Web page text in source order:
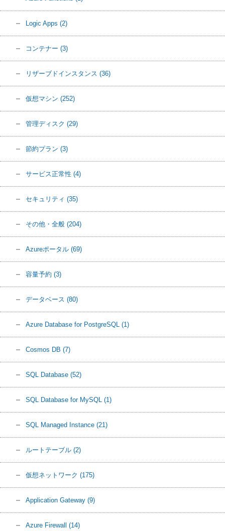
Logic Apps (2)
コンテナー (3)
リザーブドインスタンス (36)
仮想マシン (252)
管理ディスク (29)
節約プラン (3)
サービス正常性 (4)
セキュリティ (35)
その他・全般 (204)
Azureポータル (69)
容量予約 (3)
データベース (80)
Azure Database for PostgreSQL (1)
Cosmos DB (7)
SQL Database (52)
SQL Database for MySQL (1)
SQL Managed Instance (21)
ルートテーブル (2)
仮想ネットワーク (175)
Application Gateway (9)
Azure Firewall (14)